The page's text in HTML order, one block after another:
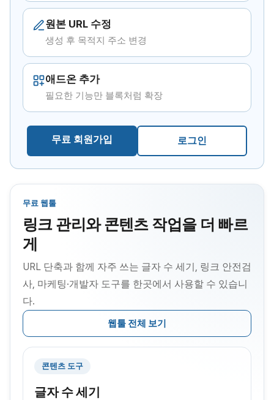
원본 URL 수정
생성 후 목적지 주소 변경
애드온 추가
필요한 기능만 블록처럼 확장
무료 회원가입 로그인
무료 웹툴
링크 관리와 콘텐츠 작업을 더 빠르
게
URL 단축과 함께 자주 쓰는 글자 수 세기, 링크 안전검
사, 마케팅·개발자 도구를 한곳에서 사용할 수 있습니
다.
웹툴 전체 보기
콘텐츠 도구
글자 수 세기